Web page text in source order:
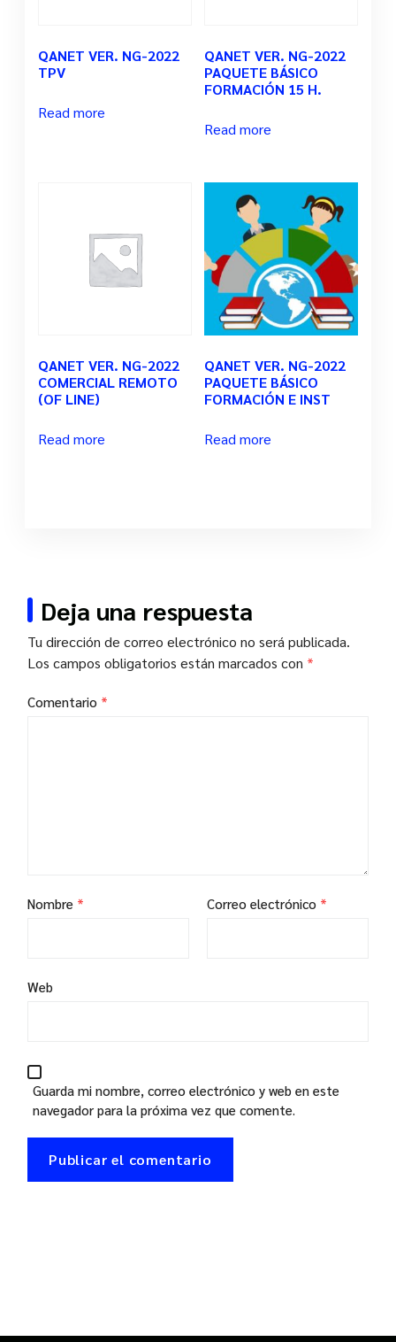
QANET VER. NG-2022
TPV
Read more
QANET VER. NG-2022
PAQUETE BÁSICO
FORMACIÓN 15 H.
Read more
QANET VER. NG-2022
COMERCIAL REMOTO
(OF LINE)
Read more
QANET VER. NG-2022
PAQUETE BÁSICO
FORMACIÓN E INST
Read more
Deja una respuesta
Tu dirección de correo electrónico no será publicada.
Los campos obligatorios están marcados con *
Comentario *
Nombre * Correo electrónico *
Web
Guarda mi nombre, correo electrónico y web en este
navegador para la próxima vez que comente.